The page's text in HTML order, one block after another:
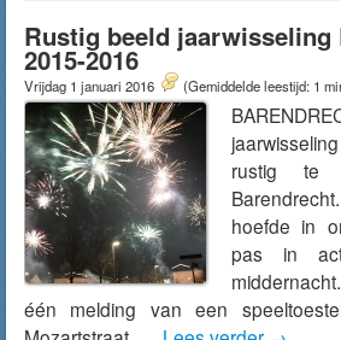
Rustig beeld jaarwisseling
2015-2016
Vrijdag 1 januari 2016 (Gemiddelde leestijd: 1
rustig te
hoefde in
pas in
één melding van een